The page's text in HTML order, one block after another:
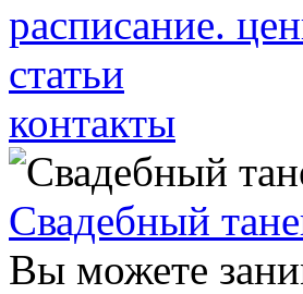
расписание.
статьи
контакты
Свадебный
Вы можете